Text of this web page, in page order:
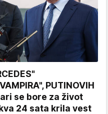
PUTINOVIH
se bore za život
24 sata krila vest